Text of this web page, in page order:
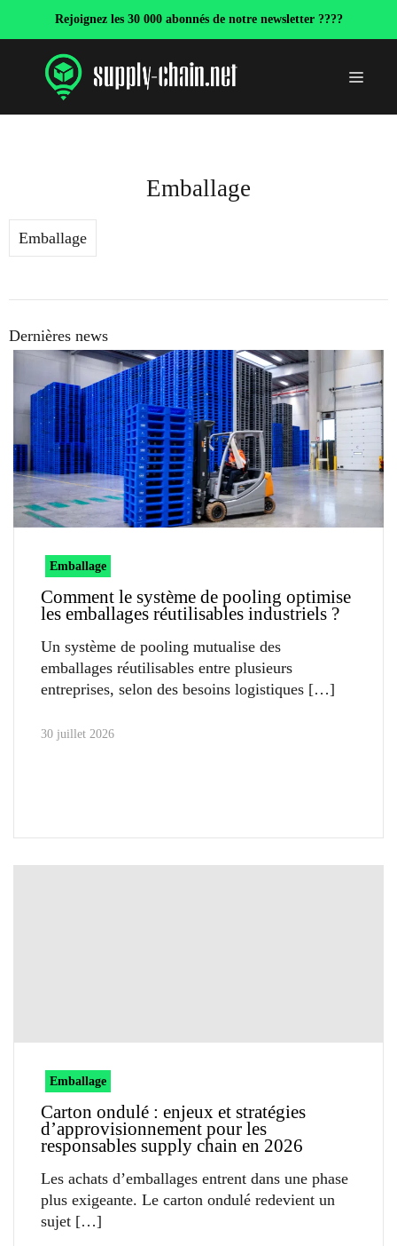
Rejoignez les 30 000 abonnés de notre newsletter ????
Menu
Emballage
Emballage
Dernières news
Emballage
Comment le système de pooling optimise
les emballages réutilisables industriels ?
Un système de pooling mutualise des
emballages réutilisables entre plusieurs
entreprises, selon des besoins logistiques
30 juillet 2026
Emballage
Carton ondulé : enjeux et stratégies
d’approvisionnement pour les
responsables supply chain en 2026
Les achats d’emballages entrent dans une phase
plus exigeante. Le carton ondulé redevient un
sujet